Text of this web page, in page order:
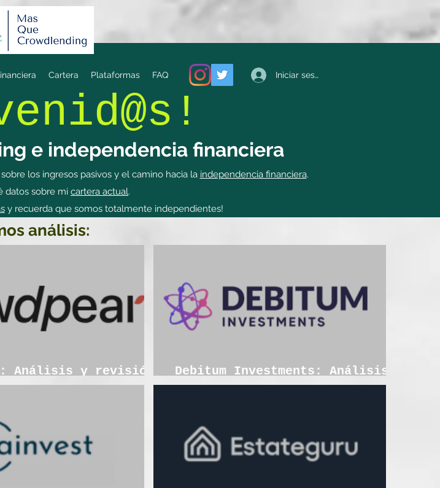
Cartera Plataformas FAQ Iniciar sesión
e independencia financiera
los ingresos pasivos y el camino hacia la independencia financiera.
datos sobre mi cartera actual.
y recuerda que somos totalmente independientes!
análisis:
Análisis y revisión
2026
Debitum Investments: Análisis y
revisión en profundidad 2026